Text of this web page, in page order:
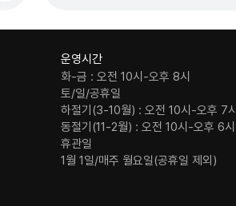
운영시간
화-금 : 오전 10시-오후 8시
토/일/공휴일
하절기(3-10월) : 오전 10시-오후 7시
동절기(11-2월) : 오전 10시-오후 6시
휴관일
1월 1일/매주 월요일(공휴일 제외)